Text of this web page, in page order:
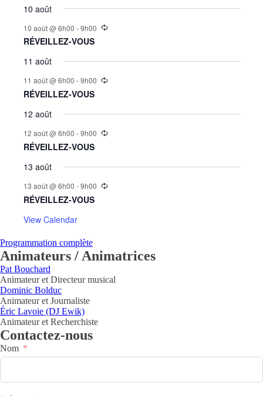
10 août
10 août @ 6h00 -9h00
RÉVEILLEZ-VOUS
11 août
11 août @ 6h00 -9h00
RÉVEILLEZ-VOUS
12 août
12 août @ 6h00 -9h00
RÉVEILLEZ-VOUS
13 août
13 août @ 6h00 -9h00
RÉVEILLEZ-VOUS
View Calendar
Programmation complète
Animateurs / Animatrices
Pat Bouchard
Animateur et Directeur musical
Dominic Bolduc
Animateur et Journaliste
Éric Lavoie (DJ Ewik)
Animateur et Recherchiste
Contactez-nous
Nom